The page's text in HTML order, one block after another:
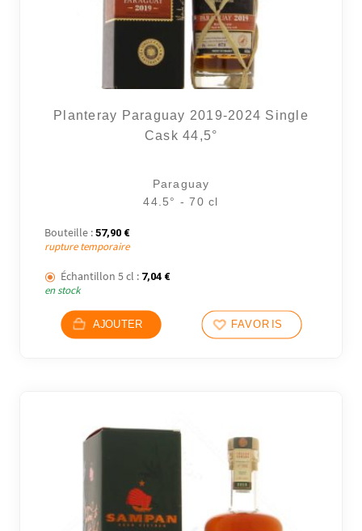
Planteray Paraguay 2019-2024 Single
Cask 44,5°
Paraguay
44.5° - 70 cl
Bouteille : 57,90 €
rupture temporaire
Échantillon 5 cl : 7,04 €
en stock
AJOUTER FAVORIS